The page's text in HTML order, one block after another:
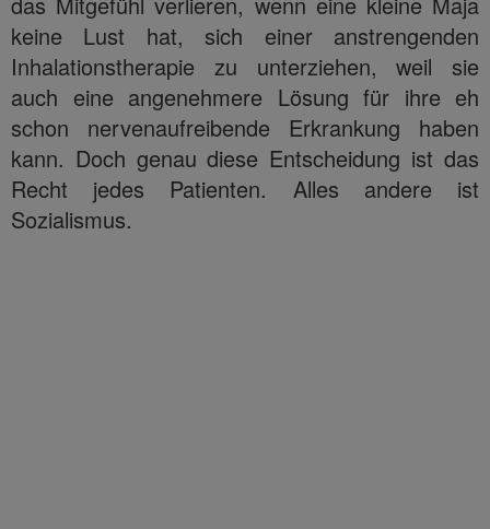
keine Lust hat, sich einer anstrengenden
Inhalationstherapie zu unterziehen, weil sie
auch eine angenehmere Lösung für ihre eh
schon nervenaufreibende Erkrankung haben
kann. Doch genau diese Entscheidung ist das
Recht jedes Patienten. Alles andere ist
Sozialismus.